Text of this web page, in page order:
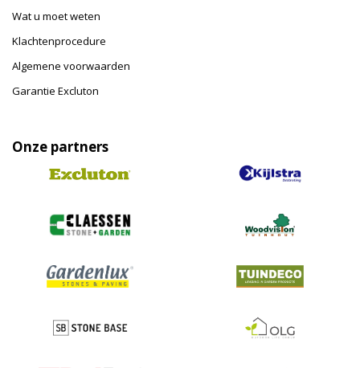
Wat u moet weten
Klachtenprocedure
Algemene voorwaarden
Garantie Excluton
Onze partners